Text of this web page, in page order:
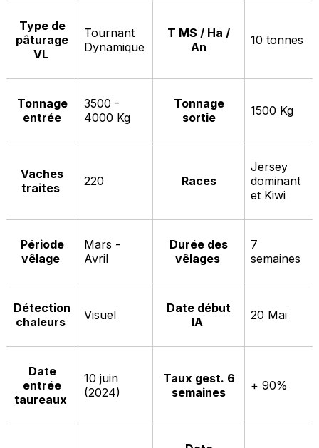
Type de
pâturage
VL
Tournant
Dynamique
T MS / Ha /
An
10 tonnes
Tonnage
entrée
3500 -
4000 Kg
Tonnage
sortie
1500 Kg
Vaches
traites
220 Races
Jersey
dominant
et Kiwi
Période
vêlage
Mars -
Avril
Durée des
vêlages
7
semaines
Détection
chaleurs
Visuel
Date début
IA
20 Mai
Date
entrée
taureaux
10 juin
(2024)
Taux gest. 6
semaines
+ 90%